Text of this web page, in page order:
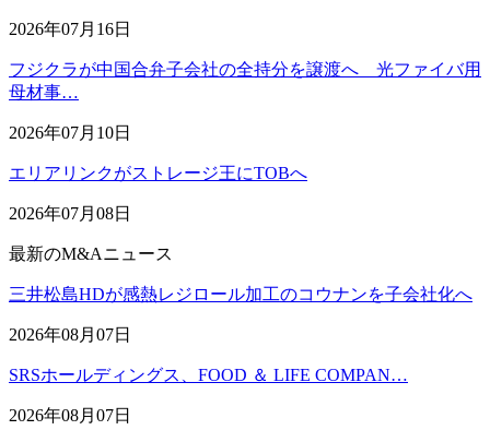
2026年07月16日
フジクラが中国合弁子会社の全持分を譲渡へ 光ファイバ用
母材事…
2026年07月10日
エリアリンクがストレージ王にTOBへ
2026年07月08日
最新のM&Aニュース
三井松島HDが感熱レジロール加工のコウナンを子会社化へ
2026年08月07日
SRSホールディングス、FOOD ＆ LIFE COMPAN…
2026年08月07日